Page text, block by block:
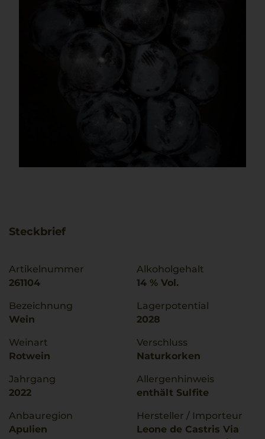
Steckbrief
Artikelnummer
261104
Bezeichnung
Wein
Weinart
Rotwein
Jahrgang
2022
Anbauregion
Apulien
Alkoholgehalt
14 % Vol.
Lagerpotential
2028
Verschluss
Naturkorken
Allergenhinweis
enthält Sulfite
Hersteller / Importeur
Leone de Castris Via